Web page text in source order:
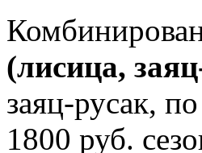
(лисица,
заяц-русак,
1800 руб.